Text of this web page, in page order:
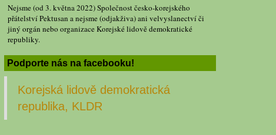
Nejsme (od 3. května 2022) Společnost česko-korejského
přátelství Pektusan a nejsme (odjakživa) ani velvyslanectví či
jiný orgán nebo organizace Korejské lidově demokratické
republiky.
Podporte nás na facebooku!
Korejská lidově demokratická
republika, KLDR